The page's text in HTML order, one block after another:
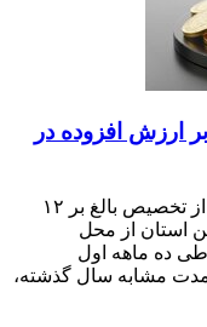
بر ارزش افزوده در
مدیرکل امور مالیاتی استان قزوین، از تخصیص بالغ بر ۱۲
استان از محل
طی ده ماهه اول
مدت مشابه سال گذشته،